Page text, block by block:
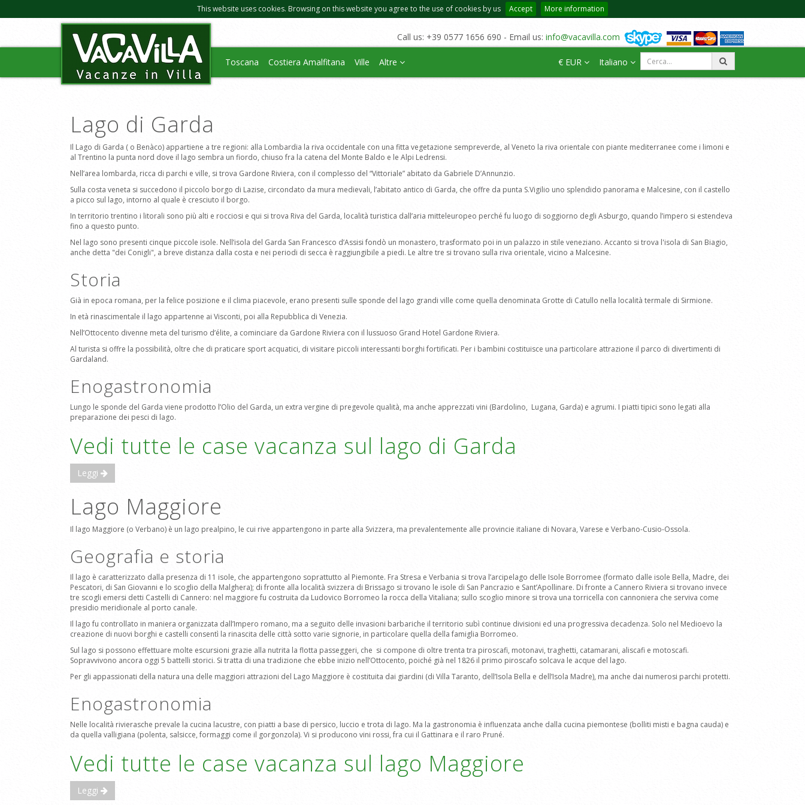
This website uses cookies. Browsing on this website you agree to the use of cookies by us Accept More information
Call us: +39 0577 1656 690 - Email us: info@vacavilla.com
Toscana Costiera Amalfitana Ville Altre € EUR Italiano
Lago di Garda
Il Lago di Garda ( o Benàco) appartiene a tre regioni: alla Lombardia la riva occidentale con una fitta vegetazione sempreverde, al Veneto la riva orientale con piante mediterranee come i limoni e
al Trentino la punta nord dove il lago sembra un fiordo, chiuso fra la catena del Monte Baldo e le Alpi Ledrensi.
Nell’area lombarda, ricca di parchi e ville, si trova Gardone Riviera, con il complesso del “Vittoriale” abitato da Gabriele D’Annunzio.
Sulla costa veneta si succedono il piccolo borgo di Lazise, circondato da mura medievali, l’abitato antico di Garda, che offre da punta S.Vigilio uno splendido panorama e Malcesine, con il castello
a picco sul lago, intorno al quale è cresciuto il borgo.
In territorio trentino i litorali sono più alti e rocciosi e qui si trova Riva del Garda, località turistica dall’aria mitteleuropeo perché fu luogo di soggiorno degli Asburgo, quando l’impero si estendeva
fino a questo punto.
Nel lago sono presenti cinque piccole isole. Nell’isola del Garda San Francesco d’Assisi fondò un monastero, trasformato poi in un palazzo in stile veneziano. Accanto si trova l'isola di San Biagio,
anche detta "dei Conigli", a breve distanza dalla costa e nei periodi di secca è raggiungibile a piedi. Le altre tre si trovano sulla riva orientale, vicino a Malcesine.
Storia
Già in epoca romana, per la felice posizione e il clima piacevole, erano presenti sulle sponde del lago grandi ville come quella denominata Grotte di Catullo nella località termale di Sirmione.
In età rinascimentale il lago appartenne ai Visconti, poi alla Repubblica di Venezia.
Nell’Ottocento divenne meta del turismo d’élite, a cominciare da Gardone Riviera con il lussuoso Grand Hotel Gardone Riviera.
Al turista si offre la possibilità, oltre che di praticare sport acquatici, di visitare piccoli interessanti borghi fortificati. Per i bambini costituisce una particolare attrazione il parco di divertimenti di
Gardaland.
Enogastronomia
Lungo le sponde del Garda viene prodotto l’Olio del Garda, un extra vergine di pregevole qualità, ma anche apprezzati vini (Bardolino, Lugana, Garda) e agrumi. I piatti tipici sono legati alla
preparazione dei pesci di lago.
Vedi tutte le case vacanza sul lago di Garda
Leggi
Lago Maggiore
Il lago Maggiore (o Verbano) è un lago prealpino, le cui rive appartengono in parte alla Svizzera, ma prevalentemente alle provincie italiane di Novara, Varese e Verbano-Cusio-Ossola.
Geografia e storia
Il lago è caratterizzato dalla presenza di 11 isole, che appartengono soprattutto al Piemonte. Fra Stresa e Verbania si trova l’arcipelago delle Isole Borromee (formato dalle isole Bella, Madre, dei
Pescatori, di San Giovanni e lo scoglio della Malghera); di fronte alla località svizzera di Brissago si trovano le isole di San Pancrazio e Sant’Apollinare. Di fronte a Cannero Riviera si trovano invece
tre scogli emersi detti Castelli di Cannero: nel maggiore fu costruita da Ludovico Borromeo la rocca della Vitaliana; sullo scoglio minore si trova una torricella con cannoniera che serviva come
presidio meridionale al porto canale.
Il lago fu controllato in maniera organizzata dall’Impero romano, ma a seguito delle invasioni barbariche il territorio subì continue divisioni ed una progressiva decadenza. Solo nel Medioevo la
creazione di nuovi borghi e castelli consentì la rinascita delle città sotto varie signorie, in particolare quella della famiglia Borromeo.
Sul lago si possono effettuare molte escursioni grazie alla nutrita la flotta passeggeri, che si compone di oltre trenta tra piroscafi, motonavi, traghetti, catamarani, aliscafi e motoscafi.
Sopravvivono ancora oggi 5 battelli storici. Si tratta di una tradizione che ebbe inizio nell’Ottocento, poiché già nel 1826 il primo piroscafo solcava le acque del lago.
Per gli appassionati della natura una delle maggiori attrazioni del Lago Maggiore è costituita dai giardini (di Villa Taranto, dell’Isola Bella e dell’Isola Madre), ma anche dai numerosi parchi protetti.
Enogastronomia
Nelle località rivierasche prevale la cucina lacustre, con piatti a base di persico, luccio e trota di lago. Ma la gastronomia è influenzata anche dalla cucina piemontese (bolliti misti e bagna cauda) e
da quella valligiana (polenta, salsicce, formaggi come il gorgonzola). Vi si producono vini rossi, fra cui il Gattinara e il raro Pruné.
Vedi tutte le case vacanza sul lago Maggiore
Leggi